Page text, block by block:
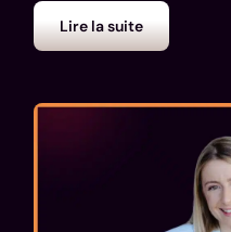
Lire la suite